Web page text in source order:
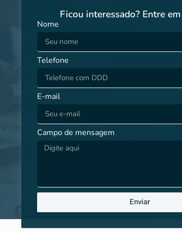
Ficou interessado? Entre
Nome
Telefone
E-mail
Campo de mensagem
Enviar